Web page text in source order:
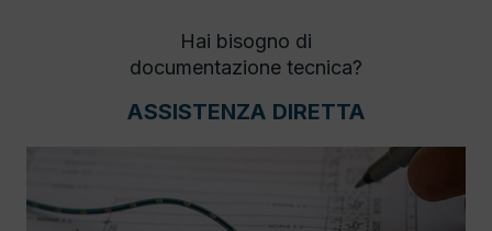
Hai bisogno di
documentazione tecnica?
ASSISTENZA DIRETTA